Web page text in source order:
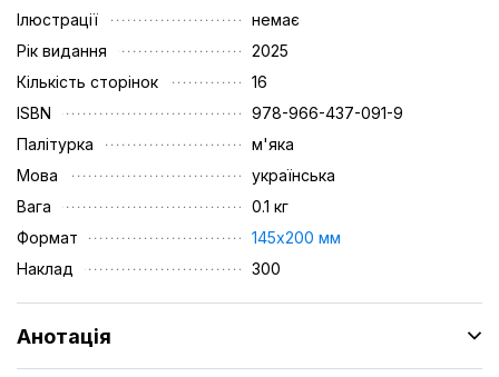
Ілюстрації
немає
Рік видання
2025
Кількість сторінок
16
ISBN
978-966-437-091-9
Палітурка
м'яка
Мова
українська
Вага
0.1 кг
Формат
145х200 мм
Наклад
300
Анотація